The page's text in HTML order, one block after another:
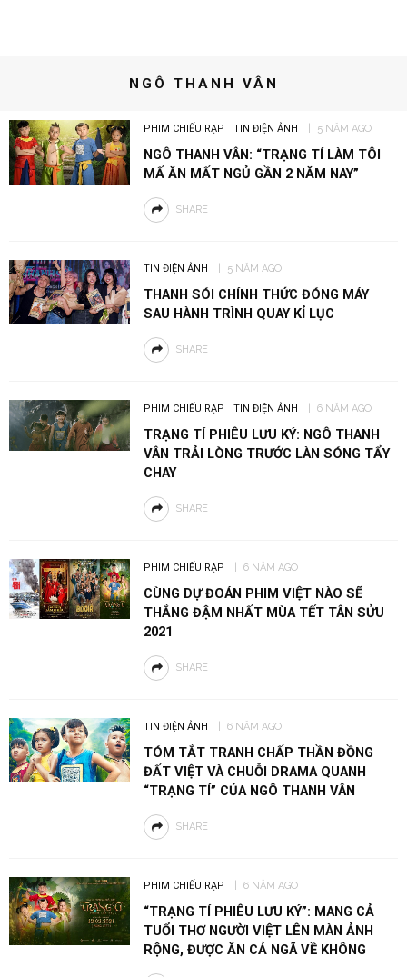
NGÔ THANH VÂN
PHIM CHIẾU RẠP TIN ĐIỆN ẢNH 5 NĂM AGO
NGÔ THANH VÂN: “TRẠNG TÍ LÀM TÔI
MẤ ĂN MẤT NGỦ GẦN 2 NĂM NAY”
SHARE
TIN ĐIỆN ẢNH 5 NĂM AGO
THANH SÓI CHÍNH THỨC ĐÓNG MÁY
SAU HÀNH TRÌNH QUAY KỈ LỤC
SHARE
PHIM CHIẾU RẠP TIN ĐIỆN ẢNH 6 NĂM AGO
TRẠNG TÍ PHIÊU LƯU KÝ: NGÔ THANH
VÂN TRẢI LÒNG TRƯỚC LÀN SÓNG TẨY
CHAY
SHARE
PHIM CHIẾU RẠP 6 NĂM AGO
CÙNG DỰ ĐOÁN PHIM VIỆT NÀO SẼ
THẮNG ĐẬM NHẤT MÙA TẾT TÂN SỬU
2021
SHARE
TIN ĐIỆN ẢNH 6 NĂM AGO
TÓM TẮT TRANH CHẤP THẦN ĐỒNG
ĐẤT VIỆT VÀ CHUỖI DRAMA QUANH
“TRẠNG TÍ” CỦA NGÔ THANH VÂN
SHARE
PHIM CHIẾU RẠP 6 NĂM AGO
“TRẠNG TÍ PHIÊU LƯU KÝ”: MANG CẢ
TUỔI THƠ NGƯỜI VIỆT LÊN MÀN ẢNH
RỘNG, ĐƯỢC ĂN CẢ NGÃ VỀ KHÔNG